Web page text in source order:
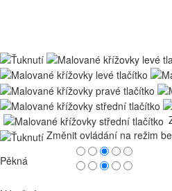
Změnit ovládání na režim
Pěkná